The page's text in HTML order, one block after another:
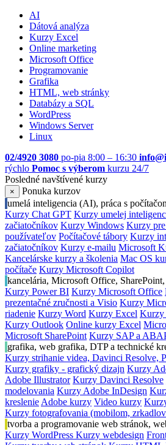
AI
Dátová analýza
Kurzy Excel
Online marketing
Microsoft Office
Programovanie
Grafika
HTML, web stránky
Databázy a SQL
WordPress
Windows Server
Linux
02/4920 3080 po-pia 8:00 – 16:30
rýchlo Pomoc s výberom kurzu 24/7
Posledné navštívené kurzy
×
Ponuka kurzov
umelá inteligencia (AI), práca s
Kurzy Chat GPT Kurzy umelej
začiatočníkov Kurzy Windows Kurzy
používateľov Počítačové tábory Kurzy
začiatočníkov Kurzy e-mailu Microsoft
Kancelárske kurzy a školenia Mac OS
počítače Kurzy Microsoft Copilot
kancelária, Microsoft Office,
Kurzy Power BI Kurzy Microsoft Office
prezentačné zručnosti a Visio Kurzy
riadenie Kurzy Word Kurzy Excel Kurzy
Kurzy Outlook Online kurzy Excel
Microsoft SharePoint Kurzy SAP a
grafika, web grafika, DTP a technické
Kurzy strihanie videa, Davinci Resolve,
Kurzy grafiky - grafický dizajn Kurzy
Adobe Illustrator Kurzy Davinci Resolve
modelovania Kurzy Adobe InDesign
kreslenie Adobe kurzy Video kurzy
Kurzy fotografovania (mobilom,
tvorba a programovanie web stránok,
Kurzy WordPress Kurzy webdesign